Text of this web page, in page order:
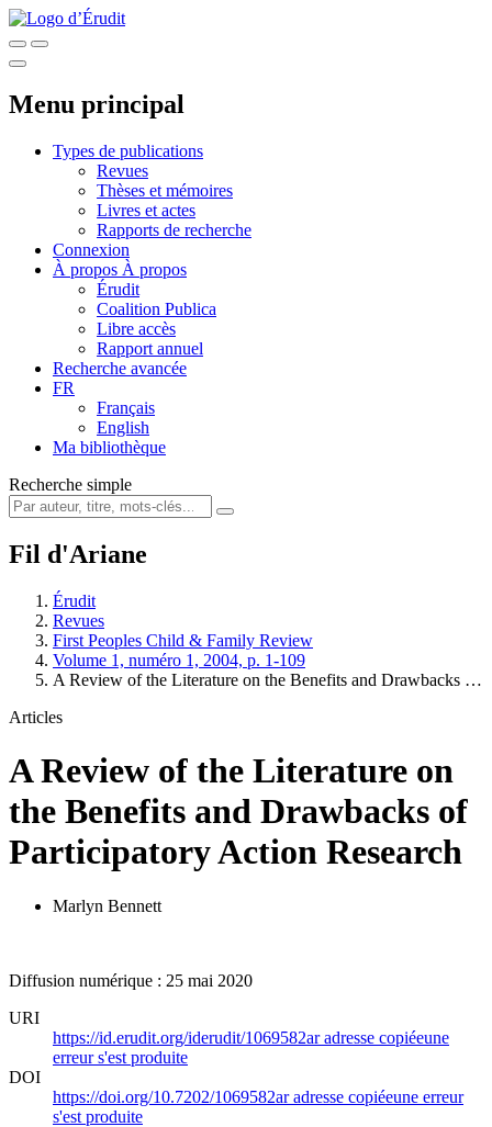
Menu principal
Types de publications
Revues
Thèses et mémoires
Livres et actes
Rapports de recherche
Connexion
À propos À propos
Érudit
Coalition Publica
Libre accès
Rapport annuel
Recherche avancée
FR
Français
English
Ma bibliothèque
Recherche simple
Fil d'Ariane
Érudit
Revues
First Peoples Child & Family Review
Volume 1, numéro 1, 2004, p. 1-109
A Review of the Literature on the Benefits and Drawbacks …
Articles
A Review of the Literature on
the Benefits and Drawbacks of
Participatory Action Research
Marlyn Bennett
Diffusion numérique : 25 mai 2020
URI
https://id.erudit.org/iderudit/1069582aradresse copiéeune
erreur s'est produite
DOI
https://doi.org/10.7202/1069582aradresse copiéeune erreur
s'est produite